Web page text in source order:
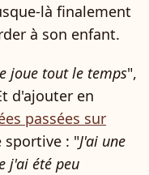
là finalement
à son enfant.
joue tout le temps",
d'ajouter en
passées sur
sportive : "J'ai une
j'ai été peu